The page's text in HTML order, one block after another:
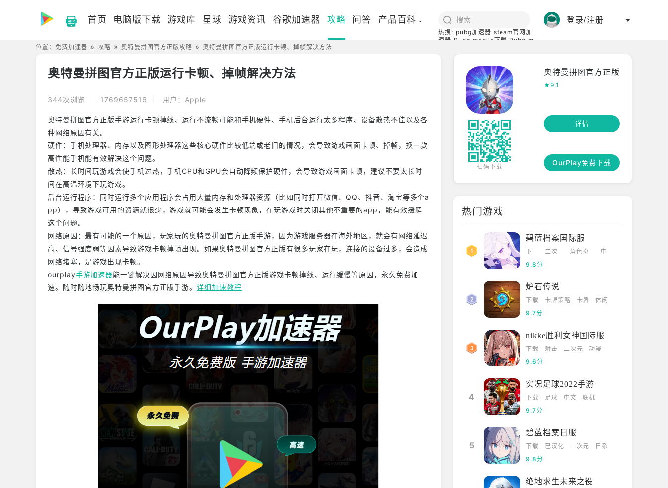
首页 电脑版下载 游戏库 星球 游戏资讯 谷歌加速器 攻略 问答 产品百科
热搜: pubg加速器 steam官网加
速器 Pubg mobile下载 Pubg m
登录/注册
位置： 免费加速器 攻略 奥特曼拼图官方正版攻略 奥特曼拼图官方正版运行卡顿、掉帧解决方法
奥特曼拼图官方正版运行卡顿、掉帧解决方法
344次浏览 1769657516 用户：Apple
奥特曼拼图官方正版手游运行卡顿掉线、运行不流畅可能和手机硬件、手机后台运行太多程序、设备散热不佳以及各
种网络原因有关。
硬件：手机处理器、内存以及图形处理器这些核心硬件比较低端或老旧的情况，会导致游戏画面卡顿、掉帧，换一款
高性能手机能有效解决这个问题。
散热：长时间玩游戏会使手机过热，手机CPU和GPU会自动降频保护硬件，会导致游戏画面卡顿，建议不要太长时
间在高温环境下玩游戏。
后台运行程序：同时运行多个应用程序会占用大量内存和处理器资源（比如同时打开微信、QQ、抖音、淘宝等多个a
pp），导致游戏可用的资源就很少，游戏就可能会发生卡顿现象，在玩游戏时关闭其他不重要的app，能有效缓解
这个问题。
网络原因：最有可能的一个原因，玩家玩的奥特曼拼图官方正版手游，因为游戏服务器在海外地区，就会有网络延迟
高、信号强度弱等因素导致游戏卡顿掉帧出现。如果奥特曼拼图官方正版有很多玩家在玩，连接的设备过多，会造成
网络堵塞，是游戏出现卡顿。
ourplay手游加速器能一键解决因网络原因导致奥特曼拼图官方正版游戏卡顿掉线、运行缓慢等原因，永久免费加
速。随时随地畅玩奥特曼拼图官方正版手游。 详细加速教程
扫码下载
奥特曼拼图官方正版
9.1
详情
OurPlay免费下载
热门游戏
碧蓝档案国际服
下
载
二次
角色扮
中
9.8分
炉石传说
下载 卡牌策略 卡牌
休闲
9.7分
nikke胜利女神国际服
下载 射击 二次元
动漫
9.6分
4
实况足球2022手游
下载 足球 中文
联机
9.7分
5
碧蓝档案日服
下载 已汉化 二次元
日系
9.8分
绝地求生未来之役